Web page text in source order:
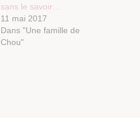
sans le savoir…
11 mai 2017
Dans "Une famille de
Chou"